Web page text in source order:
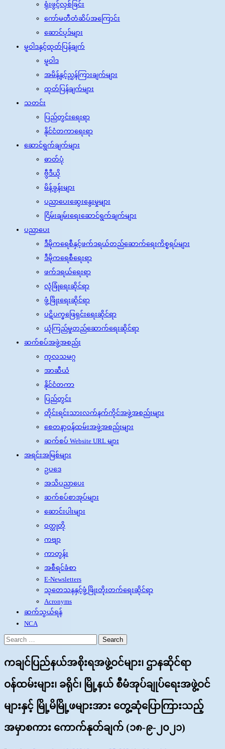
ရုံးဖွင့်လှစ်ခြင်း
ကော်မတီတံဆိပ်အကြောင်း
ဆောင်ပုဒ်များ
မူဝါဒနှင့်ထုတ်ပြန်ချက်
မူဝါဒ
အမိန့်နှင့်ညွှန်ကြားချက်များ
ထုတ်ပြန်ချက်များ
သတင်း
ပြည်တွင်းရေးရာ
နိုင်ငံတကာရေးရာ
ဆောင်ရွက်ချက်များ
ဓာတ်ပုံ
ဗွီဒီယို
မိန့်ခွန်းများ
ပညာပေးဆွေးနွေးမှုများ
ငြိမ်းချမ်းရေးဆောင်ရွက်ချက်များ
ပညာပေး
ဒီမိုကရေစီနှင့်ဖက်ဒရယ်တည်ဆောက်‌ရေးကိစ္စရပ်များ
ဒီမိုကရေစီရေးရာ
ဖက်ဒရယ်ရေးရာ
လုံခြုံရေးဆိုင်ရာ
ဖွံ့ဖြိုးရေးဆိုင်ရာ
ပဋိပက္ခဖြေရှင်းရေးဆိုင်ရာ
ယုံကြည်မှုတည်ဆောက်ရေးဆိုင်ရာ
ဆက်စပ်အဖွဲ့အစည်း
ကုလသမဂ္ဂ
အာဆီယံ
နိုင်ငံတကာ
ပြည်တွင်း
တိုင်းရင်းသားလက်နက်ကိုင်အဖွဲ့အစည်းများ
စေတနာ့ဝန်ထမ်းအဖွဲ့အစည်းများ
ဆက်စပ် Website URL များ
အရင်းအမြစ်များ
ဥပဒေ
အသိပညာပေး
ဆက်စပ်စာအုပ်များ
ဆောင်းပါးများ
ဝတ္ထုတို
ကဗျာ
ကာတွန်း
အစီရင်ခံစာ
E-Newsletters
သုတေသနနှင့်ဖွံ့ဖြိုးတိုးတက်ရေးဆိုင်ရာ
Acronyms
ဆက်သွယ်ရန်
NCA
Search
for:
ကချင်ပြည်နယ်အစိုးရအဖွဲ့ဝင်များ၊ ဌာနဆိုင်ရာ
ဝန်ထမ်းများ၊ ခရိုင်၊ မြို့နယ် စီမံအုပ်ချုပ်ရေးအဖွဲ့ဝင်
များနှင့် မြို့မိမြို့ဖများအား တွေ့ဆုံပြောကြားသည့်
အမှာစကား ကောက်နုတ်ချက် (၁၈-၉-၂၀၂၁)